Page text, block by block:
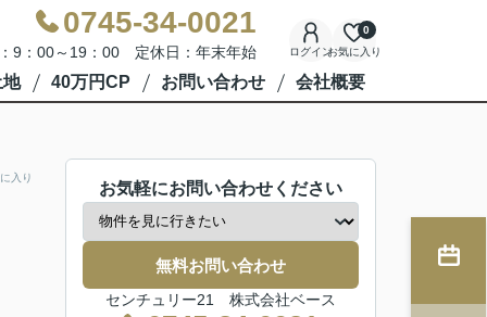
0745-34-0021
9：00～19：00 定休日：年末年始 ログインお気に入り
0
40万円CP お問い合わせ 会社概要
入り
お気軽にお問い合わせください
無料お問い合わせ
センチュリー21 株式会社ベース